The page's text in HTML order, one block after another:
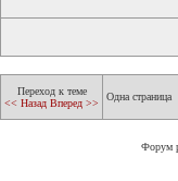
Переход к теме
<< Назад Вперед >>
Одна страница
Форум